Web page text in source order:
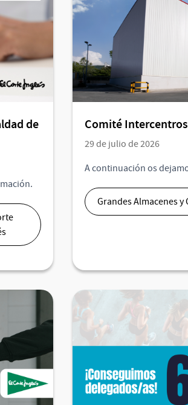
de
Comité Intercentros
29 de julio de 2026
A continuación os
Grandes Almacenes y